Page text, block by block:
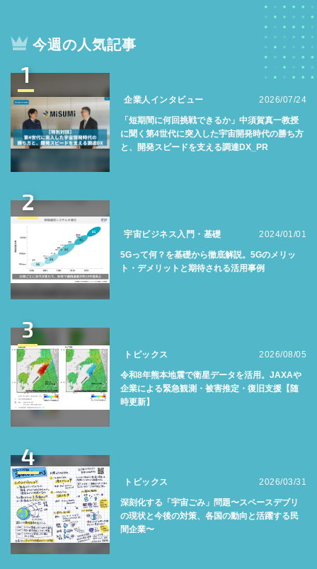
今週の人気記事
1
企業人インタビュー 2026/07/24
「短期間に何回挑戦できるか」中須賀真一教授
に聞く第4世代に突入した宇宙開発時代の勝ち方
と、開発スピードを支える調達DX_PR
2
宇宙ビジネス入門・基礎 2024/01/01
5Gって何？を基礎から徹底解説。5Gのメリッ
ト・デメリットと期待される活用事例
3
トピックス 2026/08/05
令和8年熊本地震で衛星データを活用。JAXAや
企業による緊急観測・被害推定・復旧支援【随
時更新】
4
トピックス 2026/03/31
深刻化する「宇宙ごみ」問題〜スペースデブリ
の現状と今後の対策、各国の動向と活躍する民
間企業〜